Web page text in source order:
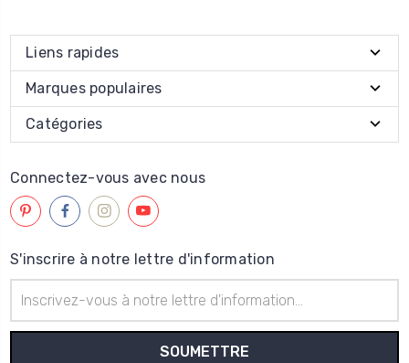
Liens rapides
Marques populaires
Catégories
Connectez-vous avec nous
S'inscrire à notre lettre d'information
électronique